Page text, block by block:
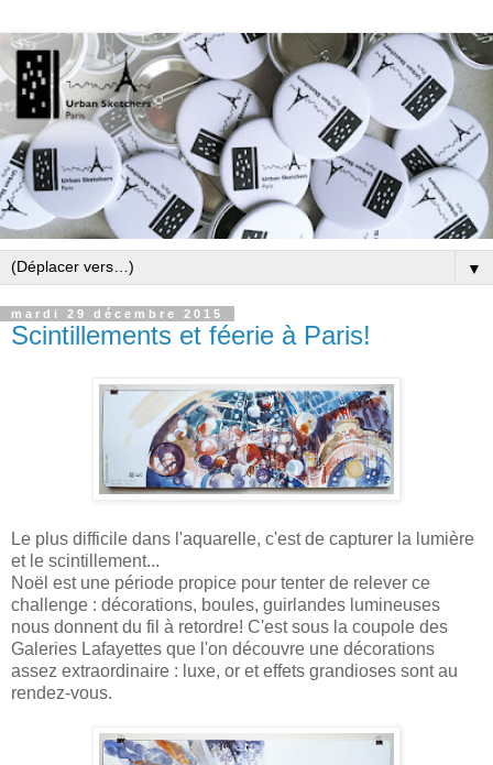
▼
mardi 29 décembre 2015
Scintillements et féerie à Paris!
Le plus difficile dans l'aquarelle, c'est de capturer la lumière
et le scintillement...
Noël est une période propice pour tenter de relever ce
challenge : décorations, boules, guirlandes lumineuses
nous donnent du fil à retordre! C'est sous la coupole des
Galeries Lafayettes que l'on découvre une décorations
assez extraordinaire : luxe, or et effets grandioses sont au
rendez-vous.